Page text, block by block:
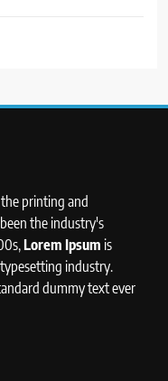
printing and
the industry's
Lorem Ipsum is
industry.
dummy text ever